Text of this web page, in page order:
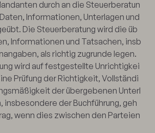
durch an die Steuerberatun
Informationen, Unterlagen und
Die Steuerberatung wird die üb
Informationen und Tatsachen, insb
als richtig zugrunde legen.
wird auf festgestellte Unrichtigkei
Prüfung der Richtigkeit, Vollständi
der übergebenen Unterl
insbesondere der Buchführung, geh
wenn dies zwischen den Parteien